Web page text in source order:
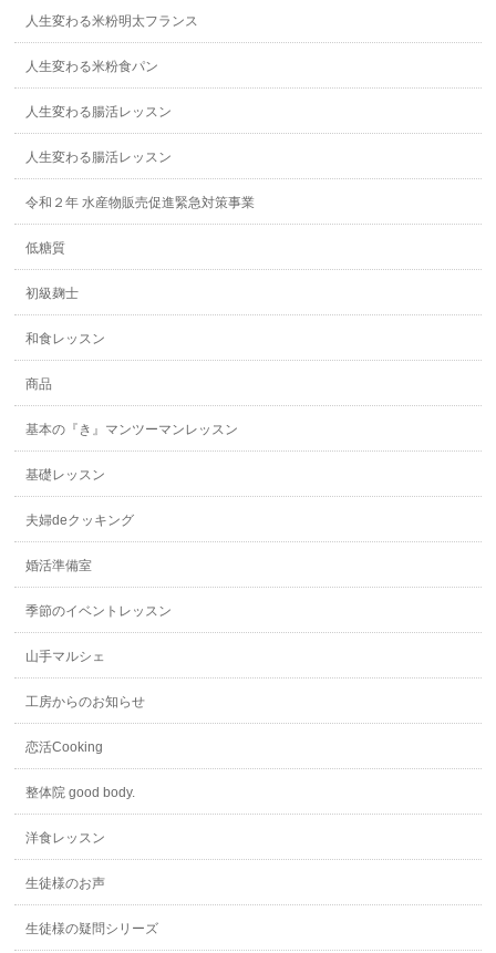
人生変わる米粉明太フランス
人生変わる米粉食パン
人生変わる腸活レッスン
人生変わる腸活レッスン
令和２年 水産物販売促進緊急対策事業
低糖質
初級麹士
和食レッスン
商品
基本の『き』マンツーマンレッスン
基礎レッスン
夫婦deクッキング
婚活準備室
季節のイベントレッスン
山手マルシェ
工房からのお知らせ
恋活Cooking
整体院 good body.
洋食レッスン
生徒様のお声
生徒様の疑問シリーズ